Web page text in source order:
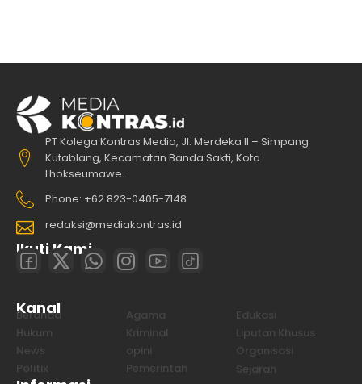
PT Kolega Kontras Media, Jl. Merdeka II – Simpang
Kutablang, Kecamatan Banda Sakti, Kota
Lhokseumawe.
Phone: +62 823-0405-7148
redaksi@mediakontras.id
Ikuti Kami
Kanal
Beranda Agama
Edukasi
Hukum
Kriminal
Liputan Khusus
News
opini
Organisasi
Politik
Pemerintah Sejarah